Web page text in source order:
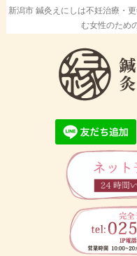
新潟市 鍼灸えにしは不妊治療・
む女性のため